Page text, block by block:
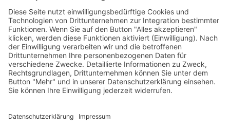
Impressum
Datenschutz
Kooperation
Werbung
Presse- und Öffentlichkeitsarbeit
Aktuelles
Themenwelt